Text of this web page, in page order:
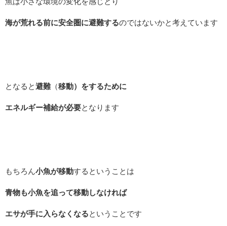
海が荒れる前に安全圏に避難するのではないかと考えています
となると避難（移動）をするために
エネルギー補給が必要となります
もちろん小魚が移動するということは
青物も小魚を追って移動しなければ
エサが手に入らなくなるということです